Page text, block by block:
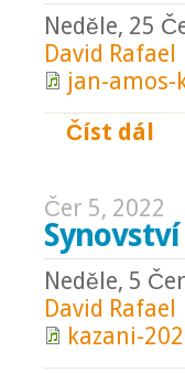
Neděle, 25
David Rafael
jan-amos-
Číst dál
Čer 5, 2022
Neděle, 5
David Rafael
kazani-